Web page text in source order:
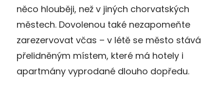
něco hlouběji, než v jiných chorvatských
městech. Dovolenou také nezapomeňte
zarezervovat včas – v létě se město stává
přelidněným místem, které má hotely i
apartmány vyprodané dlouho dopředu.